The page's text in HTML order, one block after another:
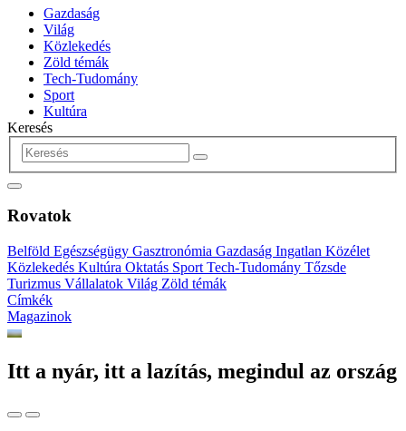
Gazdaság
Világ
Közlekedés
Zöld témák
Tech-Tudomány
Sport
Kultúra
Keresés
Rovatok
Belföld Egészségügy Gasztronómia Gazdaság Ingatlan Közélet
Közlekedés Kultúra Oktatás Sport Tech-Tudomány Tőzsde
Turizmus Vállalatok Világ Zöld témák
Címkék
Magazinok
Itt a nyár, itt a lazítás, megindul az ország